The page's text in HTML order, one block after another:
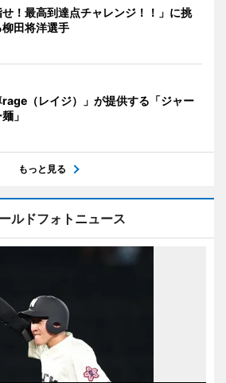
せ！最高到達点チャレンジ！！」に挑
田将洋選手
rage（レイジ）」が提供する「ジャー
」
もっと見る
ルドフォトニュース